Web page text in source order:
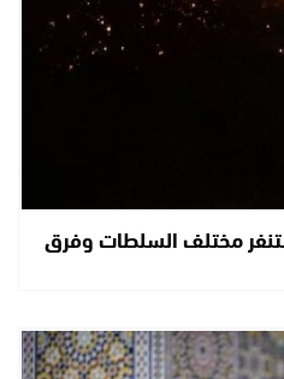
مختلف السلطات وفرق